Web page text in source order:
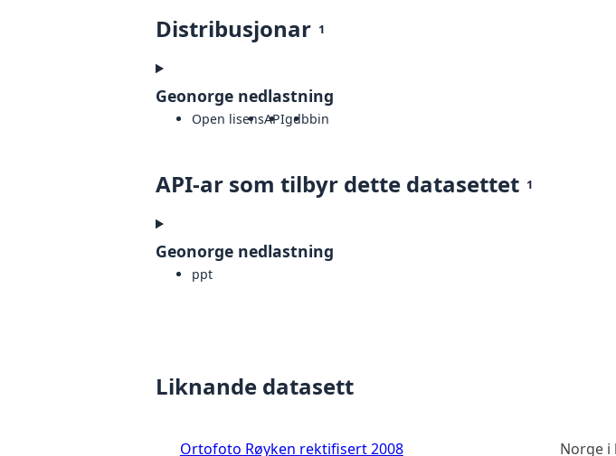
Distribusjonar 1
Geonorge nedlastning
Open lisensAPIgdbbin
API-ar som tilbyr dette datasettet 1
Geonorge nedlastning
ppt
Liknande datasett
Ortofoto Røyken rektifisert 2008 Norge i